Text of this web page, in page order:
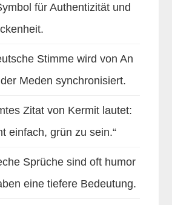
für Authentizität und
Stimme wird von An
Meden synchronisiert.
Zitat von Kermit lautet:
einfach, grün zu sein.“
Sprüche sind oft humor
eine tiefere Bedeutung.